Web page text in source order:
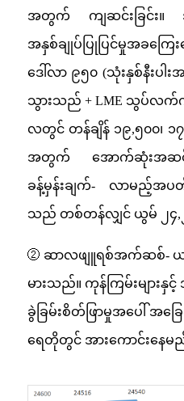
အတွက် ကျဆင်းခြင်း။
အနှစ်ချုပ်ပြုပြင်မှုအခကြ
ဒေါ်လာ ၉၅၀ (သုံးနှစ်နီးပ
သွားသည် + LME သွပ်လက်ကျ
လတွင် တန်ချိန် ၁၉,၅၀၀၊ ၁၇
အတွက် အောက်ဆုံးအဆ
ခန့်မှန်းချက်- လာမည့်အပ
သည် တစ်တန်လျှင် ယွမ် ၂၄,
② ဆာလဖျူရစ်အက်ဆစ်- ယ
မားသည်။ ကုန်ကြမ်းများနှ
ခွဲခြမ်းစိတ်ဖြာမှုအပေါ် အ
ရေတိုတွင် အားကောင်းနေ